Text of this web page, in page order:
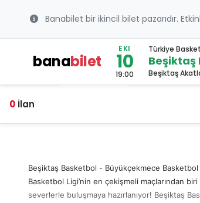
Banabilet bir ikincil bilet pazarıdır.
banabilet
EKI
10
19:00
Türkiye
Beşiktaş
0 İlan
Beşiktaş Basketbol - Büyükçekmece Basketbol
Basketbol Ligi’nin en çekişmeli maçlarından
severlerle buluşmaya hazırlanıyor! Beşiktaş